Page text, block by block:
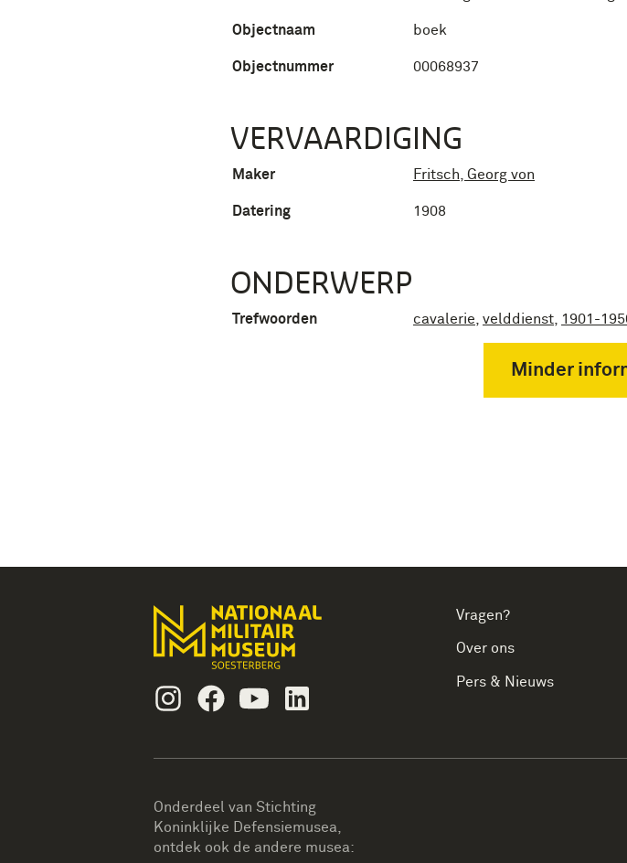
Objectnaam boek
Objectnummer 00068937
VERVAARDIGING
Maker Fritsch, Georg von
Datering 1908
ONDERWERP
Trefwoorden cavalerie velddienst 1901-
Minder
InstagramFacebookYoutube
Vragen?
Over ons
Pers & Nieuws
Onderdeel van Stichting
Koninklijke Defensiemusea,
ontdek ook de andere musea: